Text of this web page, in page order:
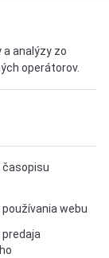
a analýzy zo
operátorov.
časopisu
používania webu
predaja